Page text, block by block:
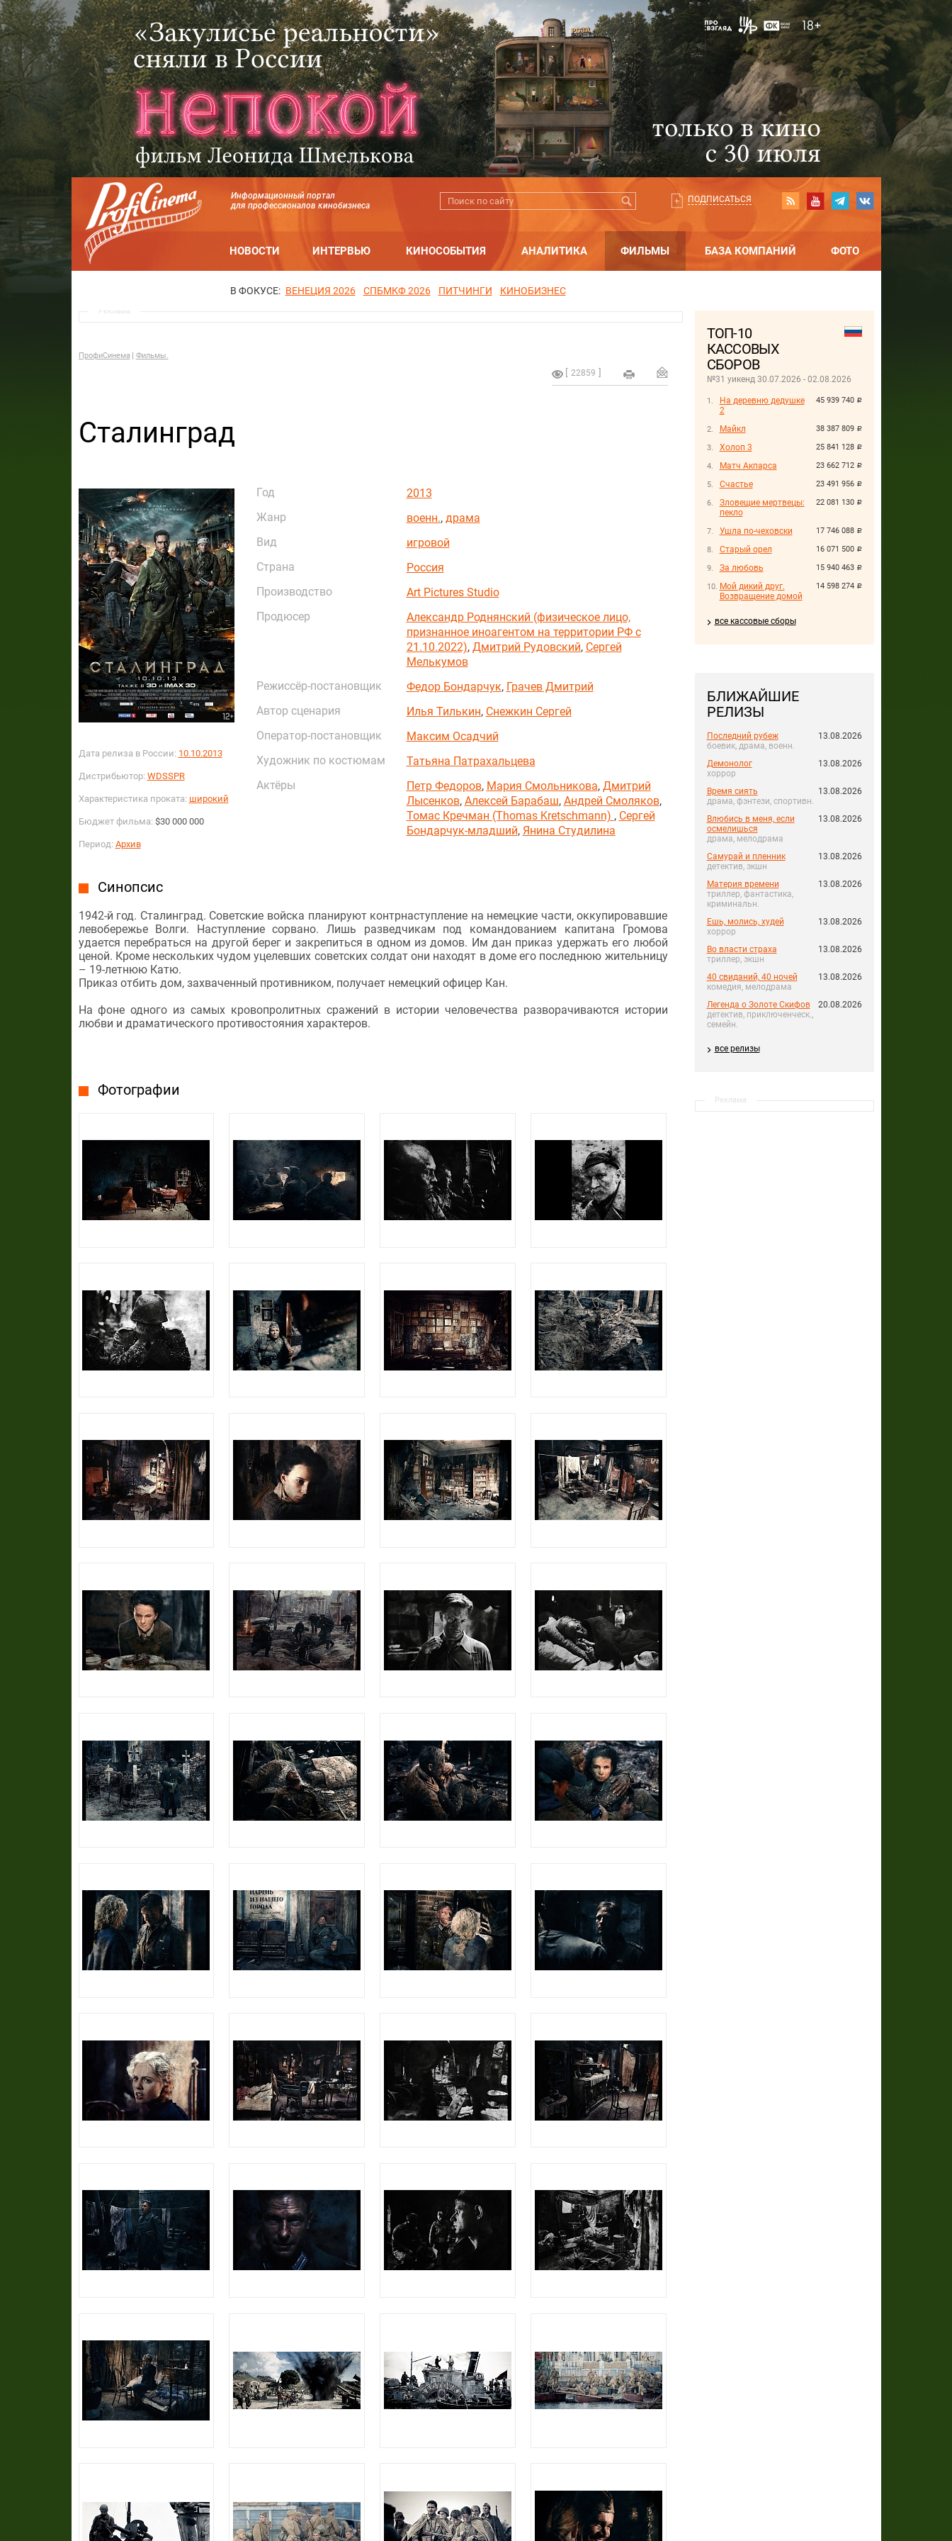
Информационный портал
для профессионалов кинобизнеса
ПОДПИСАТЬСЯ
НОВОСТИ ИНТЕРВЬЮ КИНОСОБЫТИЯ АНАЛИТИКА ФИЛЬМЫ БАЗА КОМПАНИЙ ФОТО
В ФОКУСЕ: ВЕНЕЦИЯ 2026 СПБМКФ 2026 ПИТЧИНГИ КИНОБИЗНЕС
ТОП-10
КАССОВЫХ
СБОРОВ
№31 уикенд 30.07.2026 - 02.08.2026
45 939 740 руб.
На деревню дедушке
2
38 387 809 руб.
Майкл
25 841 128 руб.
Холоп 3
23 662 712 руб.
Матч Акпарса
23 491 956 руб.
Счастье
22 081 130 руб.
Зловещие мертвецы:
пекло
17 746 088 руб.
Ушла по-чеховски
16 071 500 руб.
Старый орел
15 940 463 руб.
За любовь
14 598 274 руб.
Мой дикий друг.
Возвращение домой
все кассовые сборы
БЛИЖАЙШИЕ
РЕЛИЗЫ
Последний рубеж
боевик, драма, военн.
13.08.2026
Демонолог
хоррор
13.08.2026
Время сиять
драма, фэнтези, спортивн.
13.08.2026
Влюбись в меня, если
осмелишься
драма, мелодрама
13.08.2026
Самурай и пленник
детектив, экшн
13.08.2026
Материя времени
триллер, фантастика,
криминальн.
13.08.2026
Ешь, молись, худей
хоррор
13.08.2026
Во власти страха
триллер, экшн
13.08.2026
40 свиданий, 40 ночей
комедия, мелодрама
13.08.2026
Легенда о Золоте Скифов
детектив, приключенческ.,
семейн.
20.08.2026
все релизы
Реклама
Реклама
ПрофиСинема Фильмы.
22859
Сталинград
Дата релиза в России: 10.10.2013
Дистрибьютор: WDSSPR
Характеристика проката: широкий
Бюджет фильма: $30 000 000
Период: Архив
Год
2013
Жанр
военн., драма
Вид
игровой
Страна
Россия
Производство
Art Pictures Studio
Продюсер
Александр Роднянский (физическое лицо,
признанное иноагентом на территории РФ с
21.10.2022), Дмитрий Рудовский, Сергей
Мелькумов
Режиссёр-постановщик
Федор Бондарчук, Грачев Дмитрий
Автор сценария
Илья Тилькин, Снежкин Сергей
Оператор-постановщик
Максим Осадчий
Художник по костюмам
Татьяна Патрахальцева
Актёры
Петр Федоров, Мария Смольникова, Дмитрий
Лысенков, Алексей Барабаш, Андрей Смоляков,
Томас Кречман (Thomas Kretschmann) , Сергей
Бондарчук-младший, Янина Студилина
Синопсис
1942-й год. Сталинград. Советские войска планируют контрнаступление на немецкие части, оккупировавшие
левобережье Волги. Наступление сорвано. Лишь разведчикам под командованием капитана Громова
удается перебраться на другой берег и закрепиться в одном из домов. Им дан приказ удержать его любой
ценой. Кроме нескольких чудом уцелевших советских солдат они находят в доме его последнюю жительницу
– 19-летнюю Катю.
Приказ отбить дом, захваченный противником, получает немецкий офицер Кан.
На фоне одного из самых кровопролитных сражений в истории человечества разворачиваются истории
любви и драматического противостояния характеров.
Фотографии